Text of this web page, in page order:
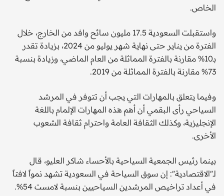
الخاص.
واستقبلت السعودية 17.5 مليون سائح وافد من الخارج، خلال
الفترة من يناير حتى نهاية شهر يوليو من 2024، بزيادة تقدر
بـ10% مقارنة بالفترة المماثلة من العام الماضي، وزيادة بنسبة
73% مقارنة بالفترة المماثلة من 2019.
وفيما يتعلق بالمهارات التي يجب أن تتوفر في المرشد
السياحي رأى البقمي أن أهم هذه المهارات الإلمام باللغة
الإنجليزية، وكذلك الثقافة العامة واحترام ثقافة الشعوب
الأخرى.
بينما رئيس الجمعية السياحية بالأحساء شاكر العليو، قال
لـ"الاقتصادية": إن سوق السياحة في السعودية تشهد نمواً لافتاً
في أعداد تراخيص المرشدين السياحيين بنسبة لامست 54%.